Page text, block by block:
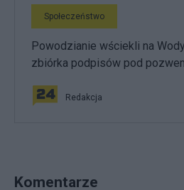
Społeczeństwo
Powodzianie wściekli na
zbiórka podpisów pod
Redakcja
Komentarze